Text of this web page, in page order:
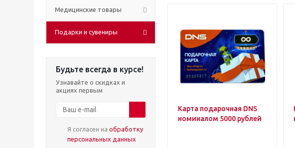
Медицинские товары
Подарки и сувениры
Будьте всегда в курсе!
Узнавайте о скидках и
акциях первым
Я согласен на обработку
персональных данных
Карта подарочная DNS
номиналом 5000 рублей